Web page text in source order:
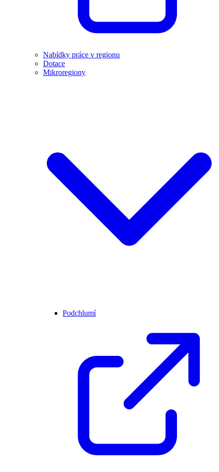
Nabídky práce v regionu
Dotace
Mikroregiony
Podchlumí